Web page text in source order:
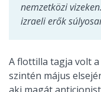
nemzetközi
izraeli erők
A flottilla tagja volt
szintén május